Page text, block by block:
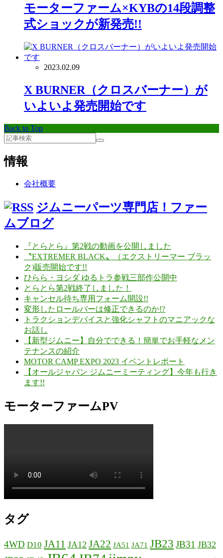
モーターファーム×KYBの14段調整
式ショックが新発売!!
2023.02.09
X BURNER（クロスバーナー）が
いよいよ発売開始です
Back to Top
情報
会社概要
ジムニーパーツ専門店！ファー
ムブログ
『とらとら』第2戦の動画を公開しました
〝EXTREMER BLACK〟（エクストリーマー ブラッ
ク)販売開始です!!
ひらら・ヨシダ ゆるトラ参戦三部作公開中
とらとら第2戦終了しました！
キャンセル待ち専用フォーム開設!!
変形したロールバーは修正できるのか!?
トラクションデバイスと強化シャフトのマニアックな
お話し
【新型ジムニー】自分でできる！簡単でお手軽なメン
テナンスの紹介
MOTOR CAMP EXPO 2023 イベントレポート
【オールジャパン ジムニーミーティング】今年も行き
ます!!
モーターファームPV
タグ
4WD D10 JA11 JA12 JA22 JA51 JA71 JB23 JB31 JB32